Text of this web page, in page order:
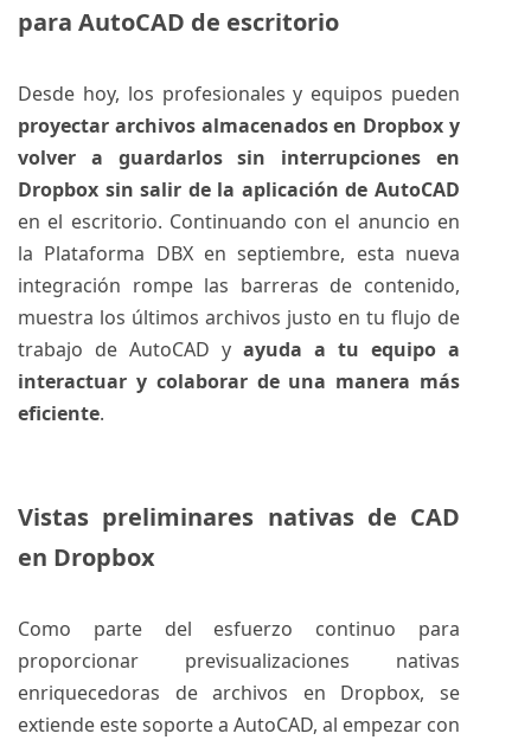
para AutoCAD de escritorio
Desde hoy, los profesionales y equipos pueden
proyectar archivos almacenados en Dropbox y
volver a guardarlos sin interrupciones en
Dropbox sin salir de la aplicación de AutoCAD
en el escritorio. Continuando con el anuncio en
la Plataforma DBX en septiembre, esta nueva
integración rompe las barreras de contenido,
muestra los últimos archivos justo en tu flujo de
trabajo de AutoCAD y ayuda a tu equipo a
interactuar y colaborar de una manera más
eficiente.
Vistas preliminares nativas de CAD
en Dropbox
Como parte del esfuerzo continuo para
proporcionar previsualizaciones nativas
enriquecedoras de archivos en Dropbox, se
extiende este soporte a AutoCAD, al empezar con